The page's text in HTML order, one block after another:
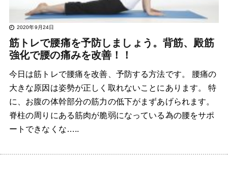
2020年9月24日
筋トレで腰痛を予防しましょう。背筋、殿筋
強化で腰の痛みを改善！！
今日は筋トレで腰痛を改善、予防する方法です。 腰痛の
大きな原因は姿勢が正しく取れないことにあります。 特
に、お腹の体幹部分の筋力の低下がまずあげられます。
脊柱の周りにある筋肉が脆弱になっている為の腰をサポ
ートできなくな…..